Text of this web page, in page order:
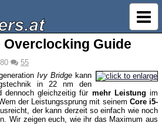
Guide
55
Ivy Bridgekann
in 22 nm den
dennoch gleichzeitig für mehr Leistung im
der Leistungssprung mit seinem Core i5-
der kann derzeit so einfach wie noch
Wir zeigen euch, wie ihr das Maximum aus